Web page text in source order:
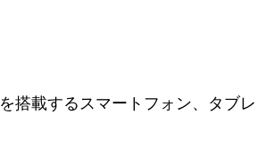
搭載するスマートフォン、タブ